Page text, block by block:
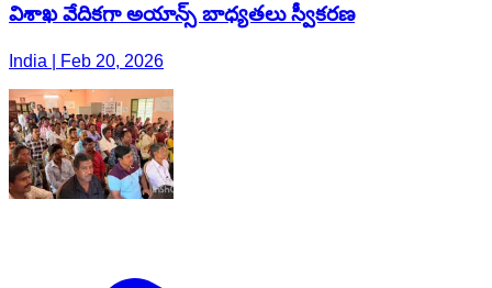
విశాఖ వేదికగా అయాన్స్ బాధ్యతలు స్వీకరణ
India | Feb 20, 2026